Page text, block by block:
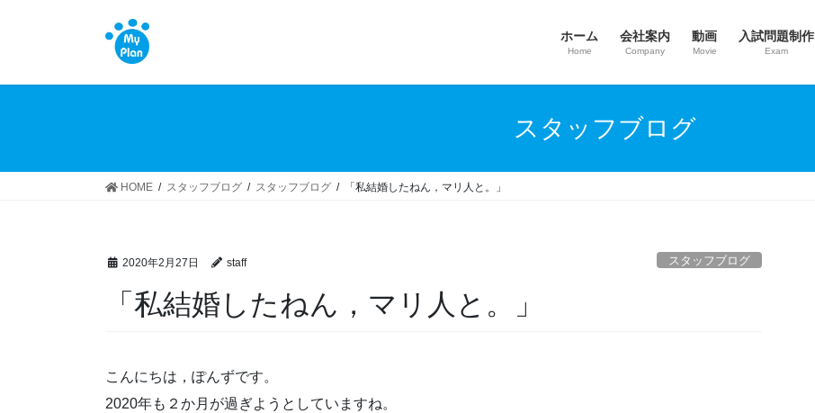
ホーム
Home
会社案内
Company
動画
Movie
入試問題制作
Exam
スタッフブログ
HOME スタッフブログ スタッフブログ 「私結婚したねん，マリ人と。」
2020年2月27日 staff スタッフブログ
「私結婚したねん，マリ人と。」
こんにちは，ぽんずです。
2020年も２か月が過ぎようとしていますね。